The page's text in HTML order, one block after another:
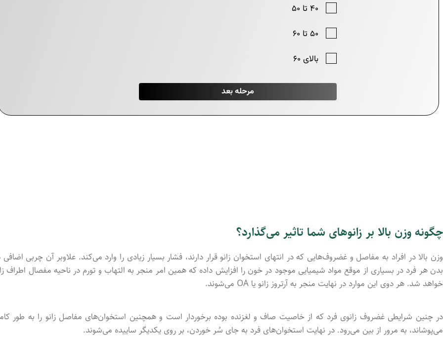
چگونه وزن بالا بر زانوهای شما تاثیر می‌گذارد؟
وزن بالا در افراد به مفاصل و غضروف‌هایی که در انتهای استخوان‌ زانو قرار دارند، فشار بسیار زیادی را وارد می‌کند. علاوبر آن چربی اضافی
بدن هر فرد در بسیاری از موقع مواد شیمیایی موجود در خون را افزایش داده که همین امر منجر به التهاب و تورم در ناحیه مفصال اطراف
خواهد شد. هر دوی این موارد در نهایت منجر به آرتروز زانو یا OA می‌شوند.
در چنین شرایطی غضروف زانوی فرد که از خاصیت صاف و لغزنده بوده برخوردار است و همچنین استخوان‌های مفاصل زانو را به طور
می‌پوشاند، به مرور از بین می‌رود. در نهایت استخوان‌های فرد به جای سُر خوردن، بر روی یکدیگر ساییده می‌شوند.